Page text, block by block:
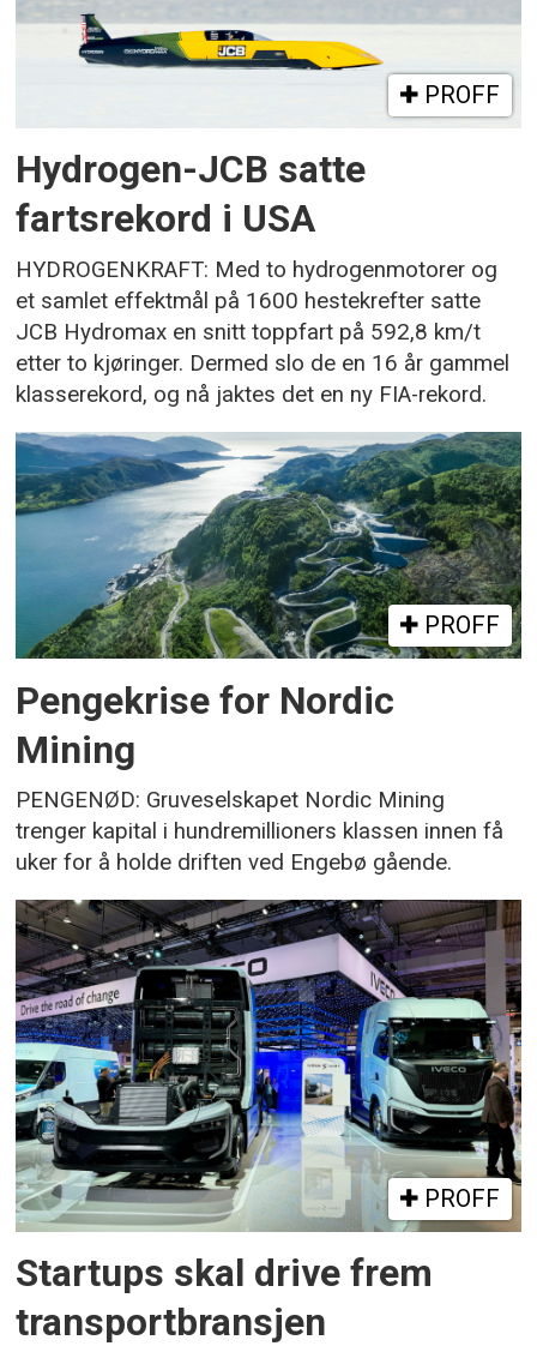
PROFF
Hydrogen-JCB satte
fartsrekord i USA
HYDROGENKRAFT: Med to hydrogenmotorer og
et samlet effektmål på 1600 hestekrefter satte
JCB Hydromax en snitt toppfart på 592,8 km/t
etter to kjøringer. Dermed slo de en 16 år gammel
klasserekord, og nå jaktes det en ny FIA-rekord.
PROFF
Pengekrise for Nordic
Mining
PENGENØD: Gruveselskapet Nordic Mining
trenger kapital i hundremillioners klassen innen få
uker for å holde driften ved Engebø gående.
PROFF
Startups skal drive frem
transportbransjen